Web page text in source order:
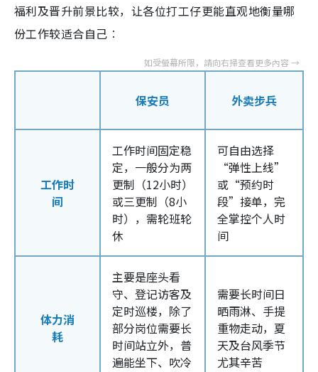
福利及晋升前景比较，让各位打工仔更能直观地衡量哪
份工作较适合自己︰
保安员 外卖步兵
工作时
间
工作时间固定稳
定，一般分为两
更制（12小时）
或三更制（8小
时），需轮班轮
休
可自由选择
“弹性上线”
或“预约时
段”接单，完
全掌控个人时
间
体力消
耗
主要是座头看
守、登记访客及
定时巡楼，除了
部分岗位需要长
时间站立外，普
遍能坐下、吹冷
需要长时间日
晒雨淋、手提
重物走动，夏
天及台风季节
尤其辛苦